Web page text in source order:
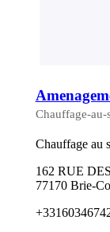
Chauffage-
Chauffage au
162 RUE
77170 Brie-